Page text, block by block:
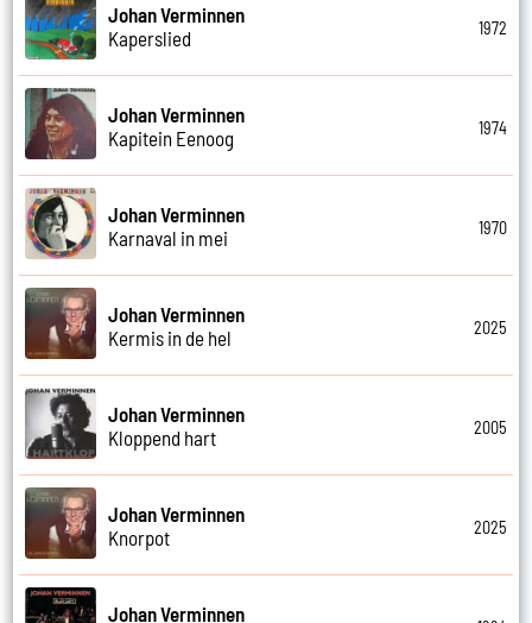
Johan Verminnen
Kaperslied
1972
Johan Verminnen
Kapitein Eenoog
1974
Johan Verminnen
Karnaval in mei
1970
Johan Verminnen
Kermis in de hel
2025
Johan Verminnen
Kloppend hart
2005
Johan Verminnen
Knorpot
2025
Johan Verminnen